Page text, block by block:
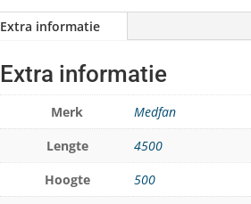
Extra informatie
Extra informatie
Merk
Medfan
Lengte
4500
Hoogte
500